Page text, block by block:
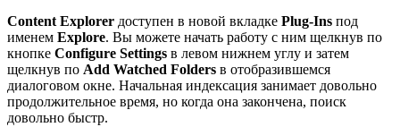
Content Explorer доступен в новой вкладке Plug-Ins под
именем Explore. Вы можете начать работу с ним щелкнув по
кнопке Configure Settings в левом нижнем углу и затем
щелкнув по Add Watched Folders в отобразившемся
диалоговом окне. Начальная индексация занимает довольно
продолжительное время, но когда она закончена, поиск
довольно быстр.